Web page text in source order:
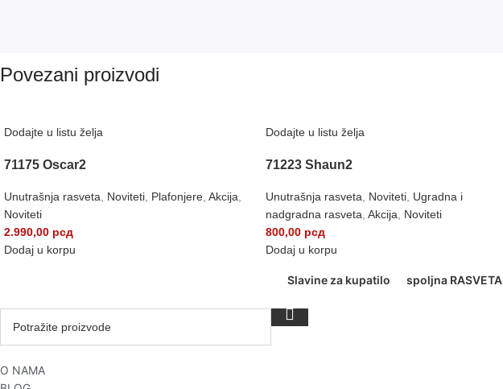
Povezani proizvodi
Dodajte u listu želja
71175 Oscar2
Unutrašnja rasveta, Noviteti, Plafonjere, Akcija,
Noviteti
2.990,00 рсд
Dodaj u korpu
Dodajte u listu želja
71223 Shaun2
Unutrašnja rasveta, Noviteti, Ugradna i
nadgradna rasveta, Akcija, Noviteti
800,00 рсд
Dodaj u korpu
O NAMA
Slavine za kupatilo spoljna RASVETA